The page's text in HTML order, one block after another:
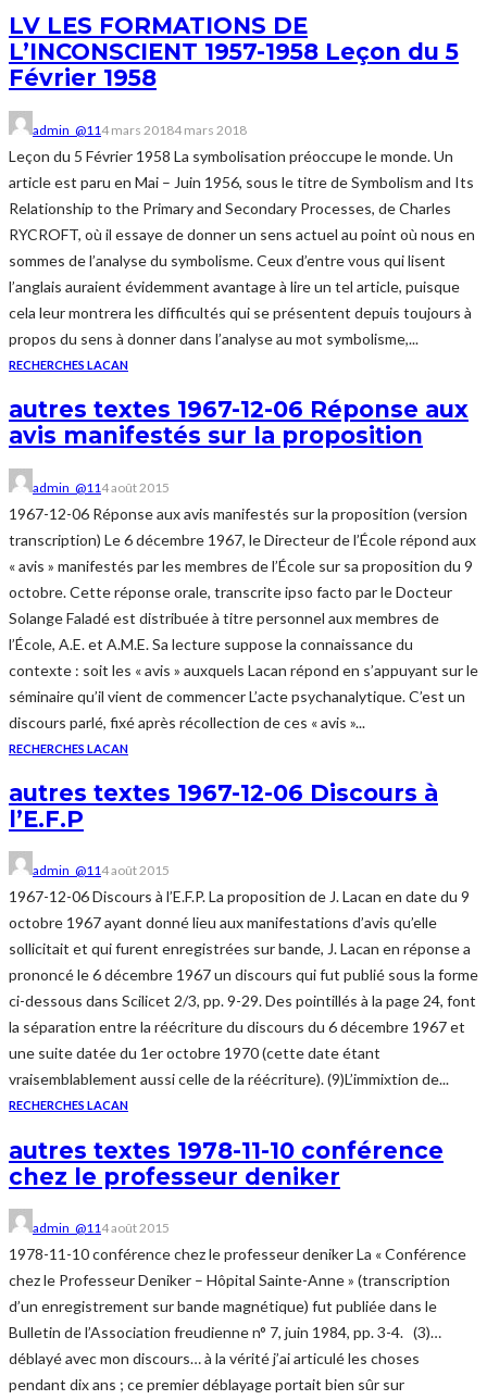
LV LES FORMATIONS DE
L’INCONSCIENT 1957-1958 Leçon du 5
Février 1958
admin_@114 mars 20184 mars 2018
Leçon du 5 Février 1958 La symbolisation préoccupe le monde. Un
article est paru en Mai – Juin 1956, sous le titre de Symbolism and Its
Relationship to the Primary and Secondary Processes, de Charles
RYCROFT, où il essaye de donner un sens actuel au point où nous en
sommes de l’analyse du symbolisme. Ceux d’entre vous qui lisent
l’anglais auraient évidemment avantage à lire un tel article, puisque
cela leur montrera les difficultés qui se présentent depuis toujours à
propos du sens à donner dans l’analyse au mot symbolisme,...
RECHERCHES LACAN
autres textes 1967-12-06 Réponse aux
avis manifestés sur la proposition
admin_@114 août 2015
1967-12-06 Réponse aux avis manifestés sur la proposition (version
transcription) Le 6 décembre 1967, le Directeur de l’École répond aux
« avis » manifestés par les membres de l’École sur sa proposition du 9
octobre. Cette réponse orale, transcrite ipso facto par le Docteur
Solange Faladé est distribuée à titre personnel aux membres de
l’École, A.E. et A.M.E. Sa lecture suppose la connaissance du
contexte : soit les « avis » auxquels Lacan répond en s’appuyant sur le
séminaire qu’il vient de commencer L’acte psychanalytique. C’est un
discours parlé, fixé après récollection de ces « avis »...
RECHERCHES LACAN
autres textes 1967-12-06 Discours à
l’E.F.P
admin_@114 août 2015
1967-12-06 Discours à l’E.F.P. La proposition de J. Lacan en date du 9
octobre 1967 ayant donné lieu aux manifestations d’avis qu’elle
sollicitait et qui furent enregistrées sur bande, J. Lacan en réponse a
prononcé le 6 décembre 1967 un discours qui fut publié sous la forme
ci-dessous dans Scilicet 2/3, pp. 9-29. Des pointillés à la page 24, font
la séparation entre la réécriture du discours du 6 décembre 1967 et
une suite datée du 1er octobre 1970 (cette date étant
vraisemblablement aussi celle de la réécriture). (9)L’immixtion de...
RECHERCHES LACAN
autres textes 1978-11-10 conférence
chez le professeur deniker
admin_@114 août 2015
1978-11-10 conférence chez le professeur deniker La « Conférence
chez le Professeur Deniker – Hôpital Sainte-Anne » (transcription
d’un enregistrement sur bande magnétique) fut publiée dans le
Bulletin de l’Association freudienne n° 7, juin 1984, pp. 3-4. (3)…
déblayé avec mon discours… à la vérité j’ai articulé les choses
pendant dix ans ; ce premier déblayage portait bien sûr sur